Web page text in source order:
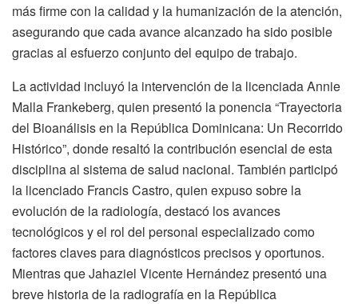
más firme con la calidad y la humanización de la atención,
asegurando que cada avance alcanzado ha sido posible
gracias al esfuerzo conjunto del equipo de trabajo.
La actividad incluyó la intervención de la licenciada Annie
Malla Frankeberg, quien presentó la ponencia “Trayectoria
del Bioanálisis en la República Dominicana: Un Recorrido
Histórico”, donde resaltó la contribución esencial de esta
disciplina al sistema de salud nacional. También participó
la licenciado Francis Castro, quien expuso sobre la
evolución de la radiología, destacó los avances
tecnológicos y el rol del personal especializado como
factores claves para diagnósticos precisos y oportunos.
Mientras que Jahaziel Vicente Hernández presentó una
breve historia de la radiografía en la República